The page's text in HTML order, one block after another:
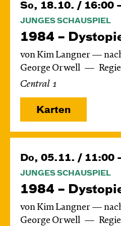
So, 18.10. / 16:00
JUNGES SCHAUSPIEL
1984 –
von Kim Langner —
George Orwell
Central 1
Karten
Do, 05.11. / 11:00
JUNGES SCHAUSPIEL
1984 –
von Kim Langner —
George Orwell